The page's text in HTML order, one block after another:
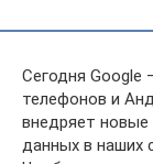
Сегодня Google
телефонов и
внедряет
данных в наших